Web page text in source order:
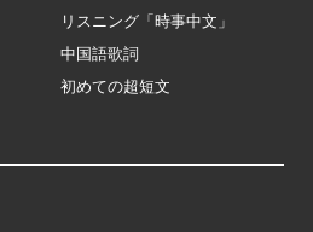
リスニング「時事中文」
中国語歌詞
初めての超短文